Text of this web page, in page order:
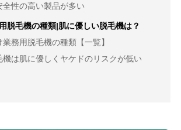
全性の高い製品が多い
脱毛機の種類|肌に優しい脱毛機は？
務用脱毛機の種類【一覧】
機は肌に優しくヤケドのリスクが低い